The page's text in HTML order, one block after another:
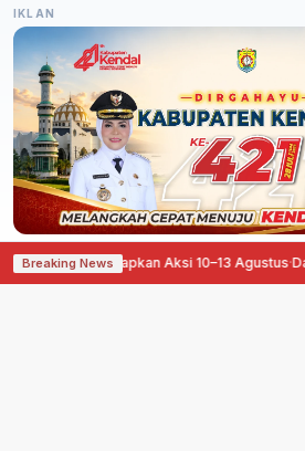
IKLAN
Breaking News
Siapkan Aksi 10–13 Agustus·Dari